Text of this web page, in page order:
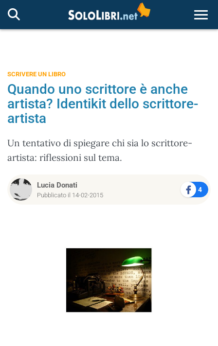
SCRIVERE UN LIBRO
Quando uno scrittore è anche
artista? Identikit dello scrittore-
artista
Un tentativo di spiegare chi sia lo scrittore-
artista: riflessioni sul tema.
Lucia Donati
Pubblicato il 14-02-2015
4